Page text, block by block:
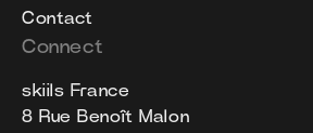
Contact
Connect
skiils France
8 Rue Benoît Malon